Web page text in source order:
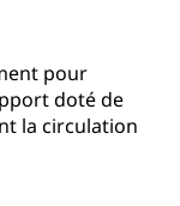
pour
doté de
la circulation